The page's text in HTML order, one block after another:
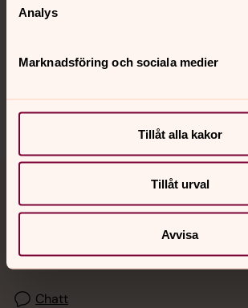
Analys
Marknadsföring och sociala medier
Tillåt alla kakor
Tillåt urval
Avvisa
Hitta snabbt
Sociala kanaler
Jourhavande präst
Akut samtals- och krisstöd. Prata eller
med en präst på kvällar och nätter.
Chatt